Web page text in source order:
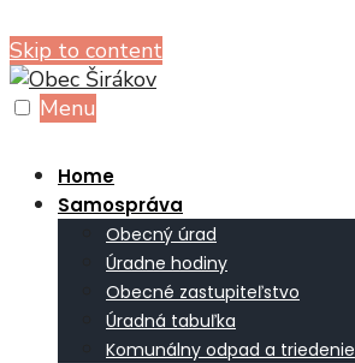
Skip to content
Menu
Home
Samospráva
Obecný úrad
Úradne hodiny
Obecné zastupiteľstvo
Úradná tabuľka
Komunálny odpad a triedenie